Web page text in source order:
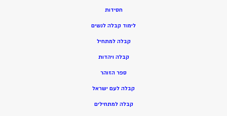
חסידות
לימוד קבלה לנשים
קבלה למתחיל
קבלה ויהדות
ספר הזוהר
קבלה לעם ישראל
קבלה למתחילים